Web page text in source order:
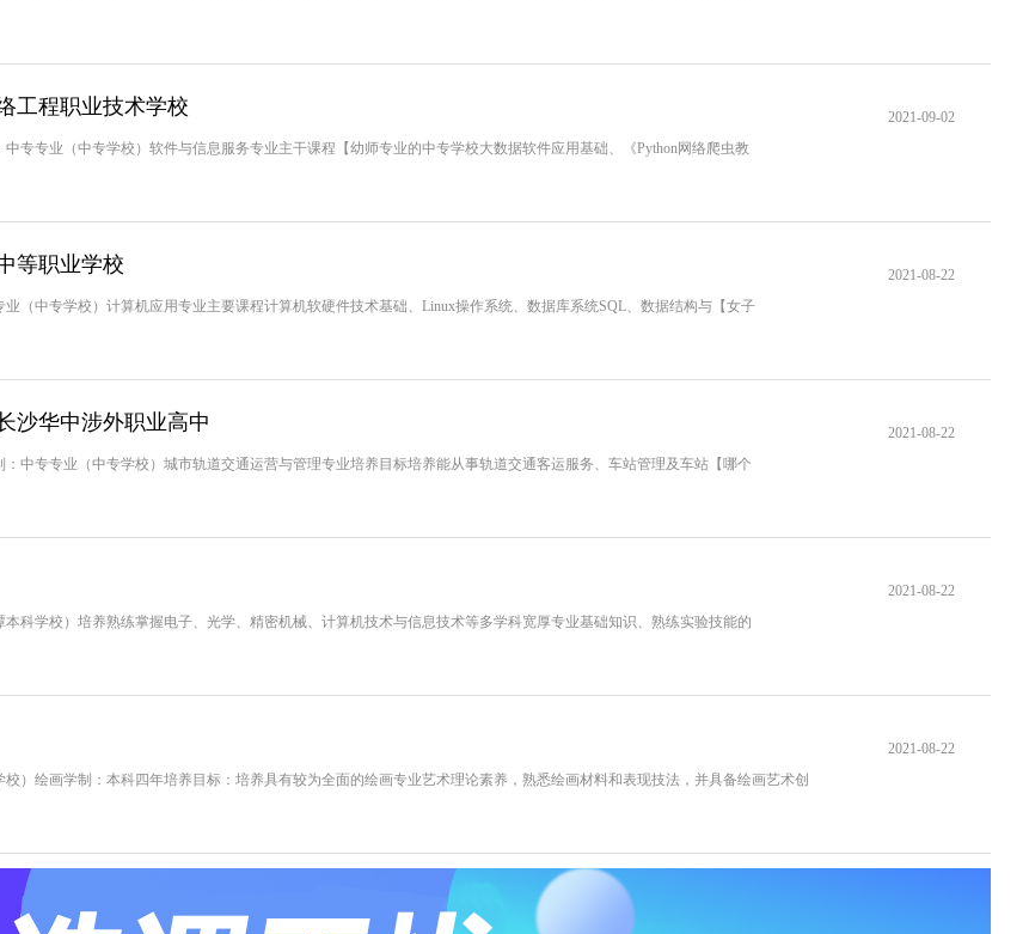
2021-09-02
工程职业技术学校
专专业（中专学校）软件与信息服务专业主干课程【幼师专业的中专学校大数据软件应用基础、《Python网络爬虫教
2021-08-22
等职业学校
（中专学校）计算机应用专业主要课程计算机软硬件技术基础、Linux操作系统、数据库系统SQL、数据结构与【女子
2021-08-22
沙华中涉外职业高中
中专专业（中专学校）城市轨道交通运营与管理专业培养目标培养能从事轨道交通客运服务、车站管理及车站【哪个
2021-08-22
科学校）培养熟练掌握电子、光学、精密机械、计算机技术与信息技术等多学科宽厚专业基础知识、熟练实验技能的
2021-08-22
）绘画学制：本科四年培养目标：培养具有较为全面的绘画专业艺术理论素养，熟悉绘画材料和表现技法，并具备绘画艺术创